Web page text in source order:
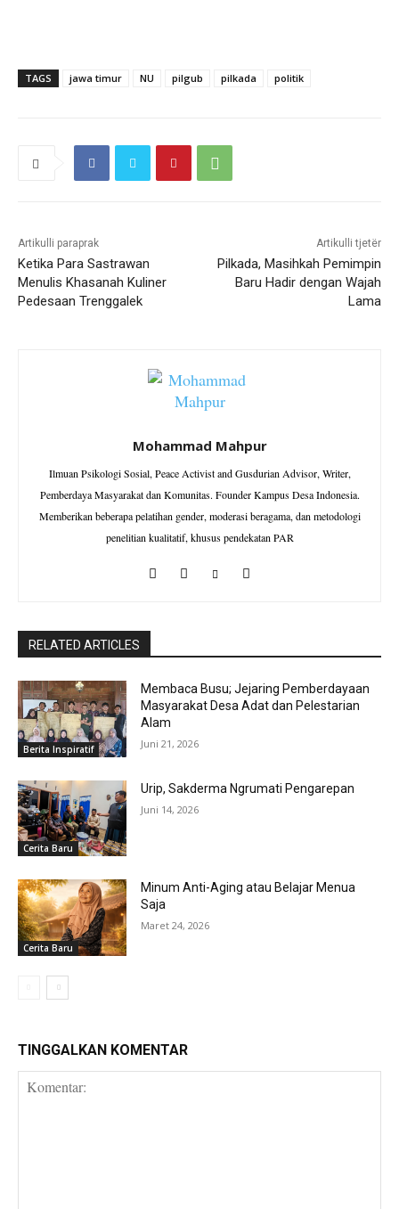
TAGS jawa timur NU pilgub pilkada politik
Artikulli paraprak
Ketika Para Sastrawan
Menulis Khasanah Kuliner
Pedesaan Trenggalek
Artikulli tjetër
Pilkada, Masihkah Pemimpin
Baru Hadir dengan Wajah
Lama
Mohammad Mahpur
Ilmuan Psikologi Sosial, Peace Activist and Gusdurian Advisor, Writer,
Pemberdaya Masyarakat dan Komunitas. Founder Kampus Desa Indonesia.
Memberikan beberapa pelatihan gender, moderasi beragama, dan metodologi
penelitian kualitatif, khusus pendekatan PAR
RELATED ARTICLES
Berita Inspiratif
Membaca Busu; Jejaring Pemberdayaan
Masyarakat Desa Adat dan Pelestarian
Alam
Juni 21, 2026
Cerita Baru
Urip, Sakderma Ngrumati Pengarepan
Juni 14, 2026
Cerita Baru
Minum Anti-Aging atau Belajar Menua
Saja
Maret 24, 2026
TINGGALKAN KOMENTAR